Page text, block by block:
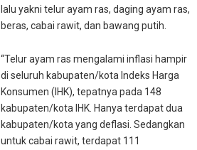
lalu yakni telur ayam ras, daging ayam ras,
beras, cabai rawit, dan bawang putih.
“Telur ayam ras mengalami inflasi hampir
di seluruh kabupaten/kota Indeks Harga
Konsumen (IHK), tepatnya pada 148
kabupaten/kota IHK. Hanya terdapat dua
kabupaten/kota yang deflasi. Sedangkan
untuk cabai rawit, terdapat 111